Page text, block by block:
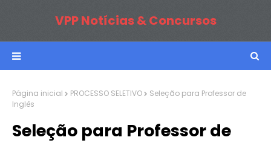
VPP Notícias & Concursos
Página inicial PROCESSO SELETIVO
Seleção para Professor de
Inglês
Seleção para Professor de